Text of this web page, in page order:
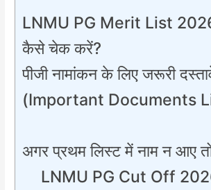
LNMU PG Merit List
कैसे चेक करें?
​पीजी नामांकन के लिए जरूरी
(Important Documents
अगर प्रथम लिस्ट में नाम न आए
LNMU PG Cut Off